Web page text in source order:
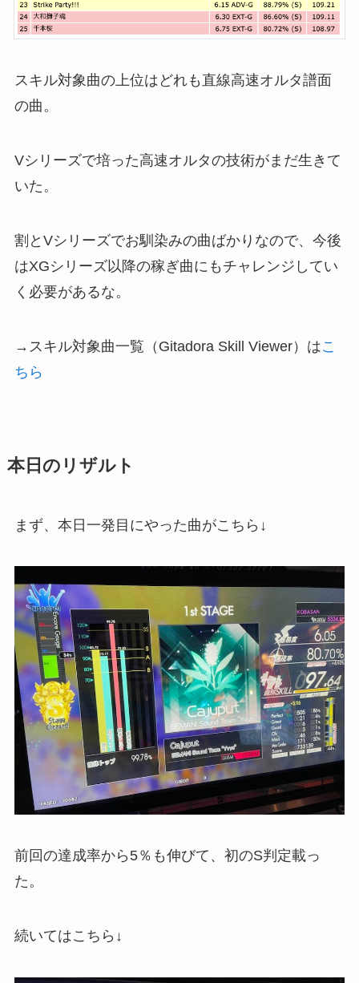
スキル対象曲の上位はどれも直線高速オルタ譜面
の曲。
Vシリーズで培った高速オルタの技術がまだ生きて
いた。
割とVシリーズでお馴染みの曲ばかりなので、今後
はXGシリーズ以降の稼ぎ曲にもチャレンジしてい
く必要があるな。
→スキル対象曲一覧（Gitadora Skill Viewer）はこ
ちら
本日のリザルト
まず、本日一発目にやった曲がこちら↓
前回の達成率から5％も伸びて、初のS判定載っ
た。
続いてはこちら↓